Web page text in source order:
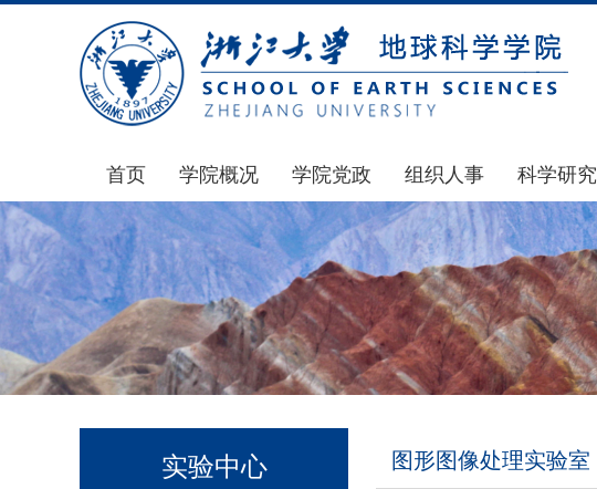
首页 学院概况
学院简介
发展简史
组织机构
师资力量
虚拟学院
学院党政
通知公告
学院发文
党委会议纪要
党政联席会议纪要
教授委员会议纪要
组织人事
通知公告
博士后管理
人才招聘
年度考核
岗位聘任
下载专区
科学研究
国家基金
科研公示
通知公告
科研动态
政策文件
地科基金
实验中心 图形图像处理实验室